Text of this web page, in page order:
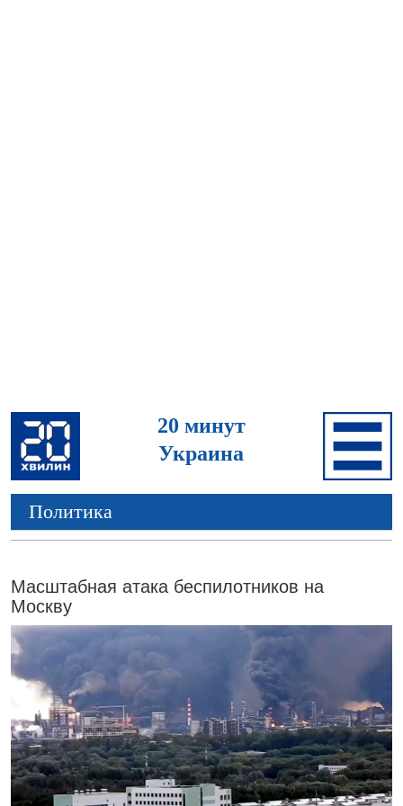
20 минут
Украина
Политика
Масштабная атака беспилотников на
Москву